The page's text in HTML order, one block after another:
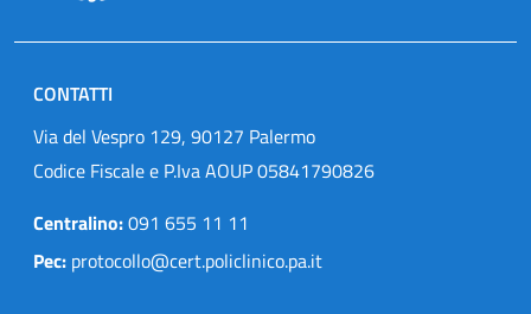
CONTATTI
Via del Vespro 129, 90127 Palermo
Codice Fiscale e P.Iva AOUP 05841790826
Centralino:091 655 11 11
Pec: protocollo@cert.policlinico.pa.it